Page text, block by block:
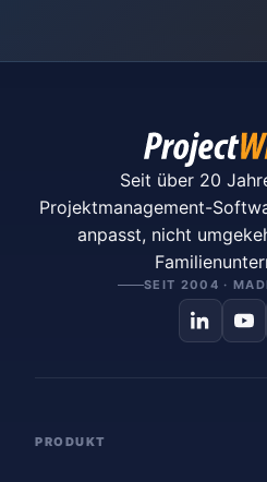
Seit über 20
Projektmanagement-
anpasst, nicht
SEIT 2004 ·
PRODUKT